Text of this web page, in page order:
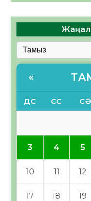
«
ДС СС СӘ
3 4 5
10 11 12
17 18 19